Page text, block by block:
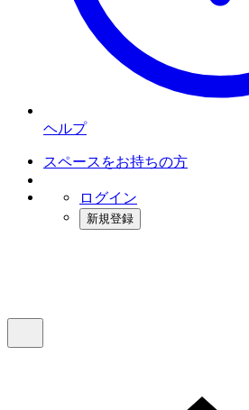
ヘルプ
スペースをお持ちの方
ログイン
新規登録